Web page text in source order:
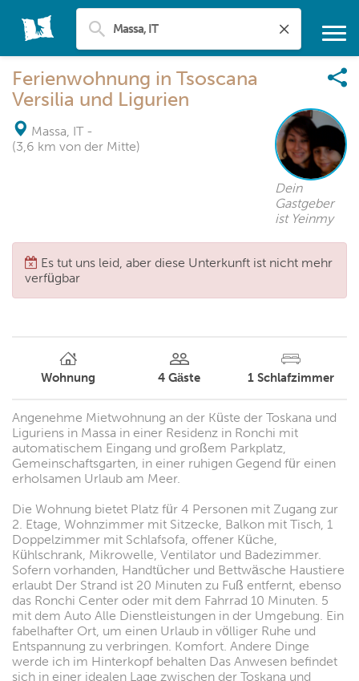
Ferienwohnung in Tsoscana
Versilia und Ligurien
Massa, IT -
(3,6 km von der Mitte)
Dein
Gastgeber
ist Yeinmy
Es tut uns leid, aber diese Unterkunft ist nicht mehr
verfügbar
Wohnung 4 Gäste 1 Schlafzimmer
Angenehme Mietwohnung an der Küste der Toskana und
Liguriens in Massa in einer Residenz in Ronchi mit
automatischem Eingang und großem Parkplatz,
Gemeinschaftsgarten, in einer ruhigen Gegend für einen
erholsamen Urlaub am Meer.
Die Wohnung bietet Platz für 4 Personen mit Zugang zur
2. Etage, Wohnzimmer mit Sitzecke, Balkon mit Tisch, 1
Doppelzimmer mit Schlafsofa, offener Küche,
Kühlschrank, Mikrowelle, Ventilator und Badezimmer.
Sofern vorhanden, Handtücher und Bettwäsche Haustiere
erlaubt Der Strand ist 20 Minuten zu Fuß entfernt, ebenso
das Ronchi Center oder mit dem Fahrrad 10 Minuten. 5
mit dem Auto Alle Dienstleistungen in der Umgebung. Ein
fabelhafter Ort, um einen Urlaub in völliger Ruhe und
Entspannung zu verbringen. Komfort. Andere Dinge
werde ich im Hinterkopf behalten Das Anwesen befindet
sich in einer idealen Lage zwischen der Toskana und